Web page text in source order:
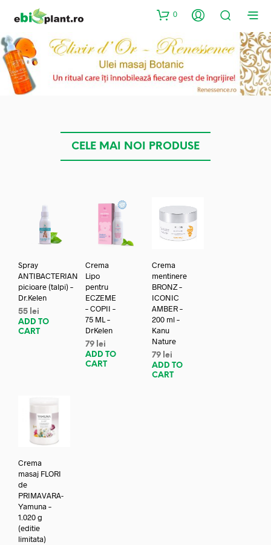
0
CELE MAI NOI PRODUSE
Spray
ANTIBACTERIAN
picioare (talpi) –
Dr.Kelen
55 lei
ADD TO
CART
Crema
Lipo
pentru
ECZEME
– COPII –
75 ML –
DrKelen
79 lei
ADD TO
CART
Crema
mentinere
BRONZ –
ICONIC
AMBER –
200 ml –
Kanu
Nature
79 lei
ADD TO
CART
Crema
masaj FLORI
de
PRIMAVARA-
Yamuna –
1.020 g
(editie
limitata)